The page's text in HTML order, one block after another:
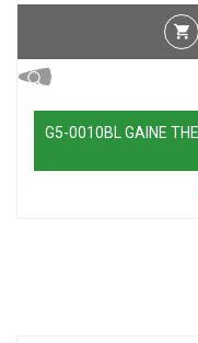
G5-0010BL GAINE